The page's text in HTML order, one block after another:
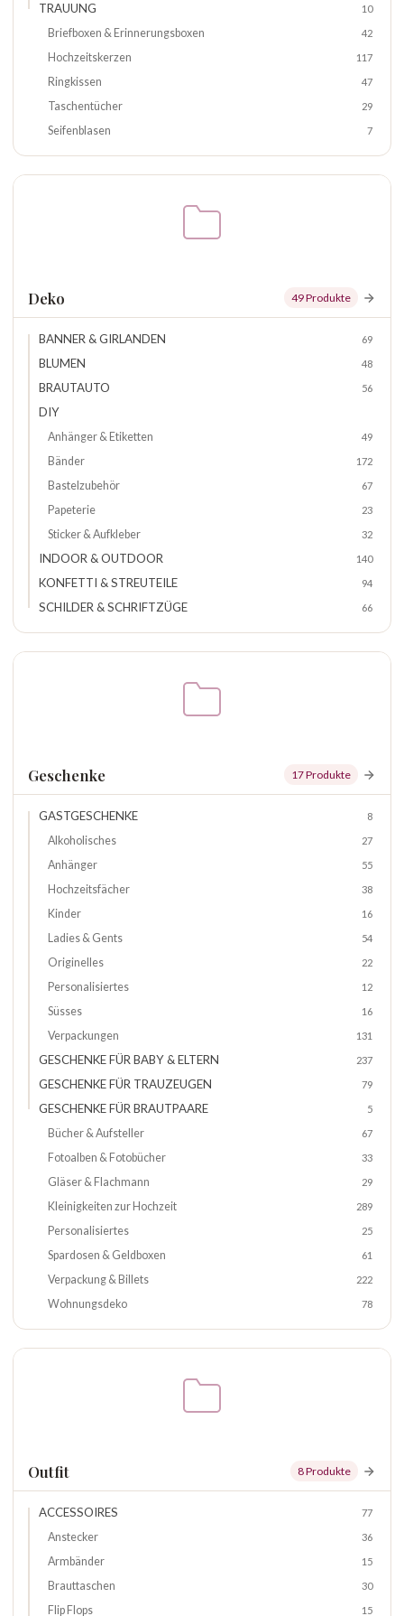
TRAUUNG 10
Briefboxen & Erinnerungsboxen 42
Hochzeitskerzen 117
Ringkissen 47
Taschentücher 29
Seifenblasen 7
Deko 49 Produkte
BANNER & GIRLANDEN 69
BLUMEN 48
BRAUTAUTO 56
DIY
Anhänger & Etiketten 49
Bänder 172
Bastelzubehör 67
Papeterie 23
Sticker & Aufkleber 32
INDOOR & OUTDOOR 140
KONFETTI & STREUTEILE 94
SCHILDER & SCHRIFTZÜGE 66
Geschenke 17 Produkte
GASTGESCHENKE 8
Alkoholisches 27
Anhänger 55
Hochzeitsfächer 38
Kinder 16
Ladies & Gents 54
Originelles 22
Personalisiertes 12
Süsses 16
Verpackungen 131
GESCHENKE FÜR BABY & ELTERN 237
GESCHENKE FÜR TRAUZEUGEN 79
GESCHENKE FÜR BRAUTPAARE 5
Bücher & Aufsteller 67
Fotoalben & Fotobücher 33
Gläser & Flachmann 29
Kleinigkeiten zur Hochzeit 289
Personalisiertes 25
Spardosen & Geldboxen 61
Verpackung & Billets 222
Wohnungsdeko 78
Outfit 8 Produkte
ACCESSOIRES 77
Anstecker 36
Armbänder 15
Brauttaschen 30
Flip Flops 15